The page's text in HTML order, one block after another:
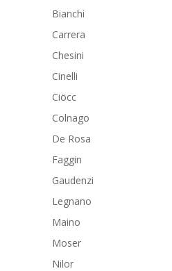
Bianchi
Carrera
Chesini
Cinelli
Ciöcc
Colnago
De Rosa
Faggin
Gaudenzi
Legnano
Maino
Moser
Nilor